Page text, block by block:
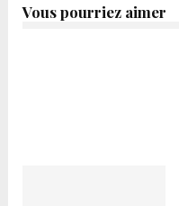
Vous pourriez aimer